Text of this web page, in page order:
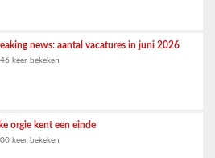
news: aantal vacatures in juni 2026
keer bekeken
orgie kent een einde
keer bekeken